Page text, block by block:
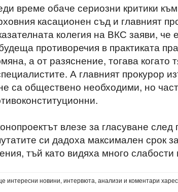
време обаче сериозни критики
касационен съд и главният
колегия на ВКС заяви,
противоречия в практиката
а от разяснение, тогава когато
А главният прокурор
са обществено необходими, но
влезе за гласуване
си дадоха максимален срок
тъй като видяха много
интересни новини, интервюта, анализи и коментари